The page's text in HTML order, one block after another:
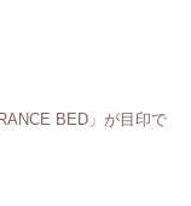
BED」が目印で